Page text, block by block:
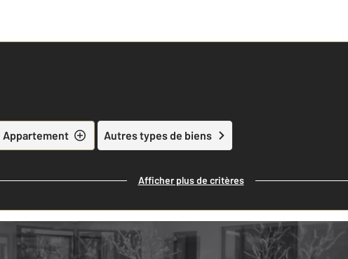
Appartement Autres types de biens
Afficher plus de critères